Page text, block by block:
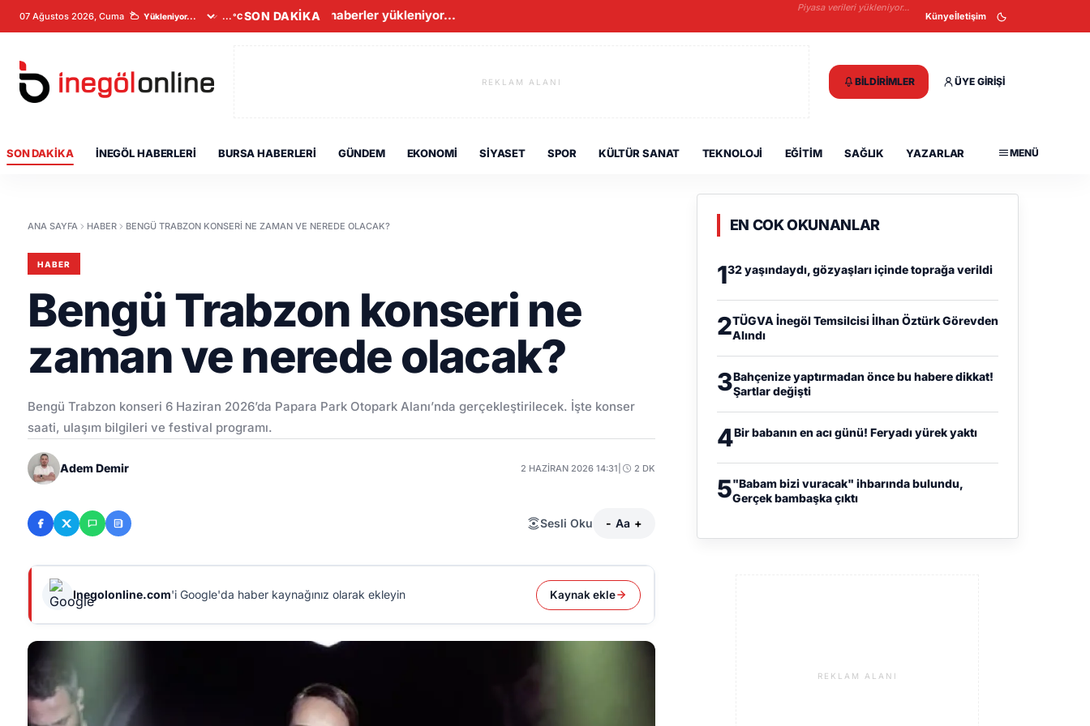
07 Ağustos 2026, Cuma ...°CSON DAKİKASon haberler yükleniyor... Piyasa verileri yükleniyor...
Künyeİletişim
REKLAM ALANI BILDIRIMLER ÜYE GIRIŞI
SON DAKIKA İNEGÖL HABERLERI BURSA HABERLERI GÜNDEM EKONOMI SIYASET SPOR KÜLTÜR SANAT TEKNOLOJI EĞITIM SAĞLIK YAZARLAR MENÜ
ANA SAYFA HABER BENGÜ TRABZON KONSERI NE ZAMAN VE NEREDE OLACAK?
HABER
Bengü Trabzon konseri ne
zaman ve nerede olacak?
Bengü Trabzon konseri 6 Haziran 2026’da Papara Park Otopark Alanı’nda gerçekleştirilecek. İşte konser
saati, ulaşım bilgileri ve festival programı.
Adem Demir 2 HAZIRAN 2026 14:31 2 DK
Sesli Oku - Aa +
Inegolonline.com'i Google'da haber kaynağınız olarak ekleyin Kaynak ekle
EN COK OKUNANLAR
132 yaşındaydı, gözyaşları içinde toprağa verildi
2TÜGVA İnegöl Temsilcisi İlhan Öztürk Görevden
Alındı
3Bahçenize yaptırmadan önce bu habere dikkat!
Şartlar değişti
4Bir babanın en acı günü! Feryadı yürek yaktı
5"Babam bizi vuracak" ihbarında bulundu,
Gerçek bambaşka çıktı
REKLAM ALANI